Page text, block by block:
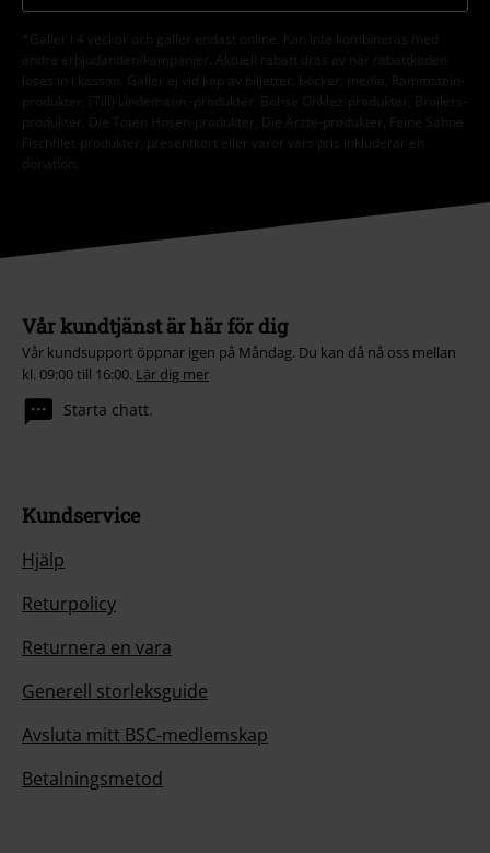
*Gäller i 4 veckor och gäller endast online. Kan inte kombineras med
andra erbjudanden/kampanjer. Aktuell rabatt dras av när rabattkoden
löses in i kassan. Gäller ej vid köp av biljetter, böcker, media, Rammstein-
produkter, (Till) Lindemann,-produkter, Böhse Onklez-produkter, Broilers-
produkter, Die Toten Hosen-produkter, Die Ärzte-produkter, Feine Sahne
Fischfilet-produkter, presentkort eller varor vars pris inkluderar en
donation.
Vår kundtjänst är här för dig
Vår kundsupport öppnar igen på Måndag. Du kan då nå oss mellan
kl. 09:00 till 16:00. Lär dig mer
Starta chatt.
Kundservice
Hjälp
Returpolicy
Returnera en vara
Generell storleksguide
Avsluta mitt BSC-medlemskap
Betalningsmetod